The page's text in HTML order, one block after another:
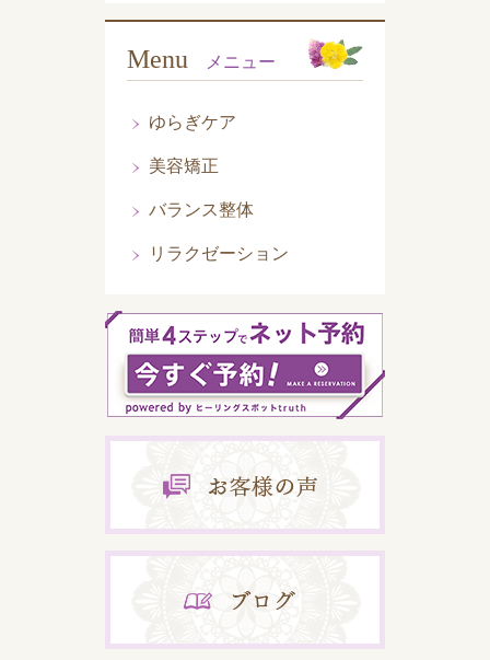
Menu メニュー
ゆらぎケア
美容矯正
バランス整体
リラクゼーション